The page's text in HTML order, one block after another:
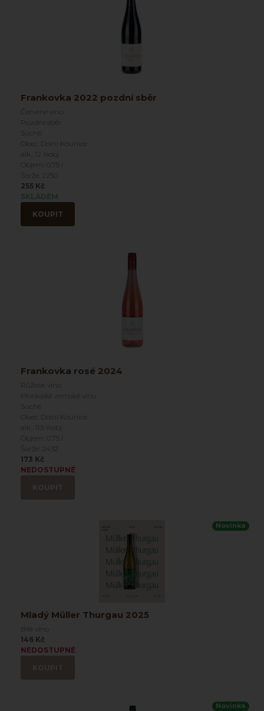
Frankovka 2022 pozdní sběr
Červené víno
Pozdní sběr
Suché
Obec: Dolní Kounice
alk.: 12 %obj
Objem: 0.75 l
Šarže: 2250
255 Kč
SKLADEM
KOUPIT
Frankovka rosé 2024
Růžové víno
Moravské zemské víno
Suché
Obec: Dolní Kounice
alk.: 11.5 %obj
Objem: 0.75 l
Šarže: 2432
173 Kč
NEDOSTUPNÉ
Novinka
Mladý Müller Thurgau 2025
Bílé víno
146 Kč
NEDOSTUPNÉ
Novinka